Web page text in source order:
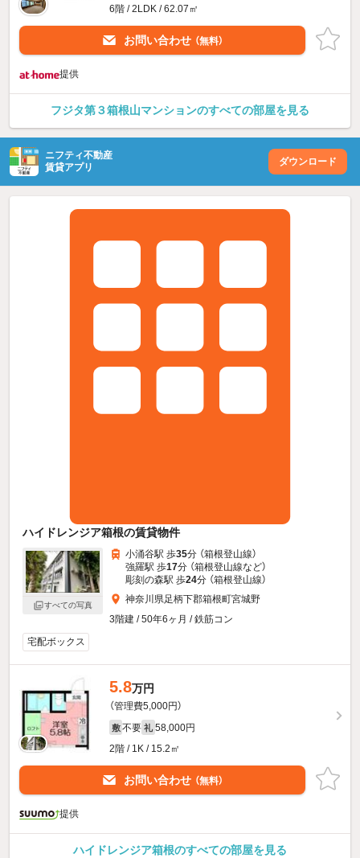
6階 / 2LDK / 62.07㎡
お問い合わせ （無料）
提供
フジタ第３箱根山マンションのすべての部屋を見る
ニフティ不動産
賃貸アプリ
ダウンロード
ハイドレンジア箱根の賃貸物件
すべての写真
小涌谷駅 歩35分 （箱根登山線）
強羅駅 歩17分 （箱根登山線など）
彫刻の森駅 歩24分 （箱根登山線）
神奈川県足柄下郡箱根町宮城野
3階建 / 50年6ヶ月 / 鉄筋コン
宅配ボックス
5.8万円
（管理費5,000円）
敷 不要 礼 58,000円
2階 / 1K / 15.2㎡
お問い合わせ （無料）
提供
ハイドレンジア箱根のすべての部屋を見る